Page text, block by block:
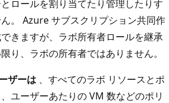
ロールを割り当てたり管理したりす
。 Azure サブスクリプション共同作
きますが、ラボ所有者ロールを継承
り、ラボの所有者ではありません。
ザーは 、すべてのラボ リソースとポ
ユーザーあたりの VM 数などのポリ